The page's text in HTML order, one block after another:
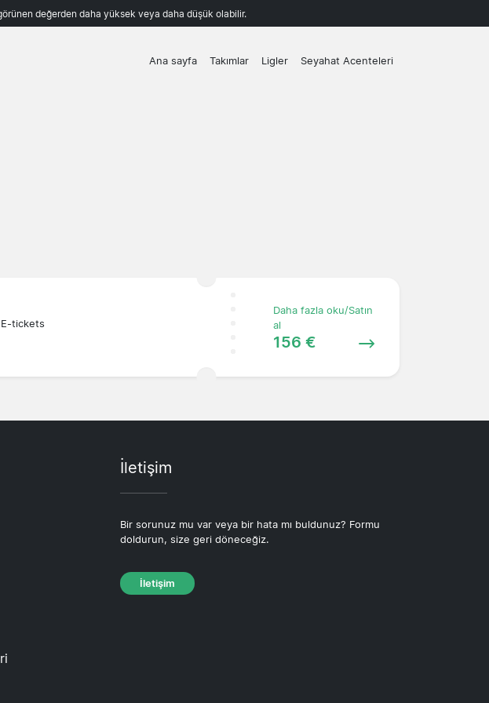
değerden daha yüksek veya daha düşük olabilir.
Ana sayfa Takımlar Ligler Seyahat Acenteleri
E-tickets
Daha fazla oku/Satın
al
156 €
İletişim
Bir sorunuz mu var veya bir hata mı buldunuz? Formu
doldurun, size geri döneceğiz.
İletişim